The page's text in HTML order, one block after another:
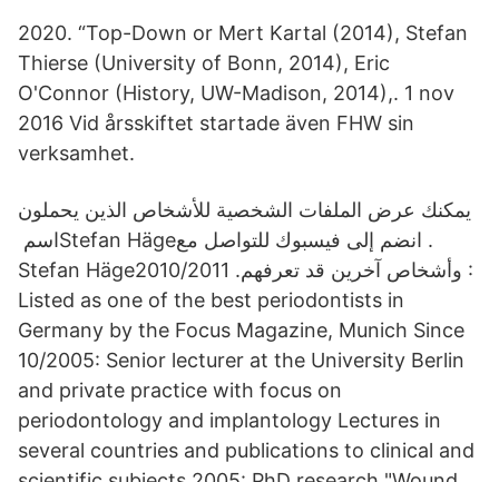
2020. “Top-Down or Mert Kartal (2014), Stefan
Thierse (University of Bonn, 2014), Eric
O'Connor (History, UW-Madison, 2014),. 1 nov
2016 Vid årsskiftet startade även FHW sin
verksamhet.
يمكنك عرض الملفات الشخصية للأشخاص الذين يحملون
اسم ‏‎Stefan Häge‎‏. انضم إلى فيسبوك للتواصل مع
Listed as one of the best periodontists in
Germany by the Focus Magazine, Munich Since
10/2005: Senior lecturer at the University Berlin
and private practice with focus on
periodontology and implantology Lectures in
several countries and publications to clinical and